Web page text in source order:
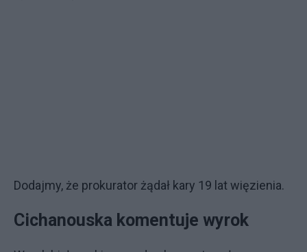
Dodajmy, że prokurator żądał kary 19 lat więzienia.
Cichanouska komentuje wyrok